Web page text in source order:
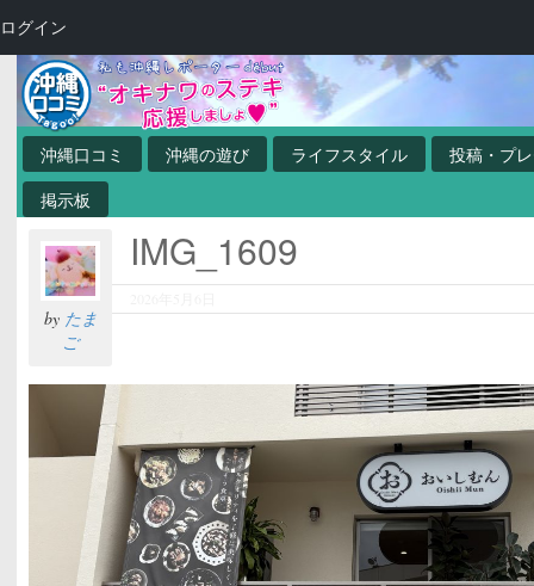
沖縄口コミ 沖縄の遊び ライフスタイル
投稿・プ
掲示板
by たま
ご
IMG_1609
ログイン